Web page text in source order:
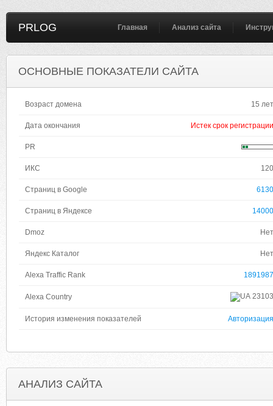
PRLOG Главная Анализ сайта
ОСНОВНЫЕ ПОКАЗАТЕЛИ САЙТА
Возраст домена 15 лет
Дата окончания Истек срок регистрации
PR
ИКС 120
Страниц в Google 6130
Страниц в Яндексе 14000
Dmoz Нет
Яндекс Каталог Нет
Alexa Traffic Rank 1891987
Alexa Country 23103
История изменения показателей Авторизация
АНАЛИЗ САЙТА